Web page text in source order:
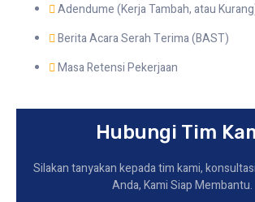
Adendume (Kerja Tambah, atau
Berita Acara Serah Terima (BAST)
Masa Retensi Pekerjaan
Hubungi Tim
Silakan tanyakan kepada tim kami,
Anda, Kami Siap Membantu.